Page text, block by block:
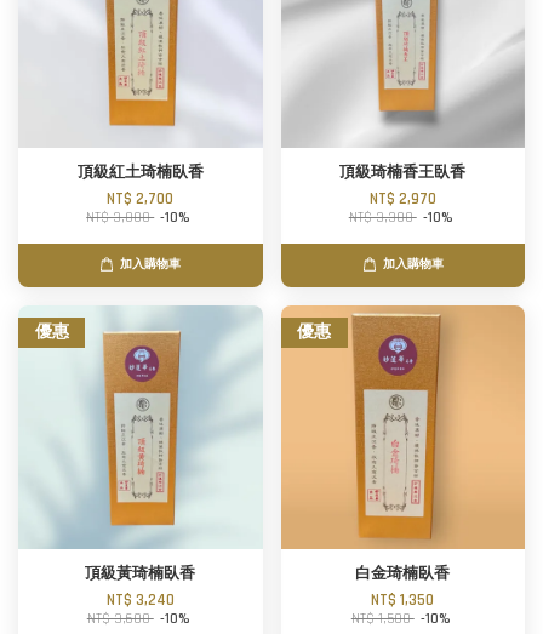
頂級紅土琦楠臥香
NT$ 2,700
NT$ 3,000 -10%
加入購物車
頂級琦楠香王臥香
NT$ 2,970
NT$ 3,300 -10%
加入購物車
優惠
頂級黃琦楠臥香
NT$ 3,240
NT$ 3,600 -10%
優惠
白金琦楠臥香
NT$ 1,350
NT$ 1,500 -10%